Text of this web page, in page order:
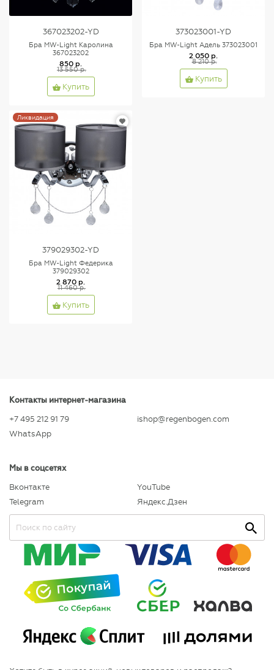
367023202-YD
Бра MW-Light Каролина
367023202
850 р.
13 550 р.
Купить
373023001-YD
Бра MW-Light Адель 373023001
2 050 р.
8 210 р.
Купить
Ликвидация
379029302-YD
Бра MW-Light Федерика
379029302
2 870 р.
11 460 р.
Купить
Контакты интернет-магазина
+7 495 212 91 79
WhatsApp
ishop@regenbogen.com
Мы в соцсетях
Вконтакте
Telegram
YouTube
Яндекс.Дзен